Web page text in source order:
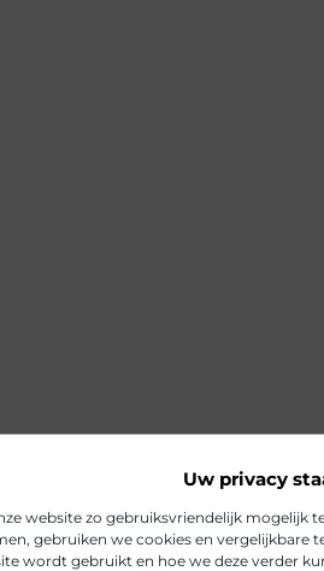
Uw privacy
website zo gebruiksvriendelijk mogelijk
gebruiken we cookies en vergelijkbare
wordt gebruikt en hoe we deze verder